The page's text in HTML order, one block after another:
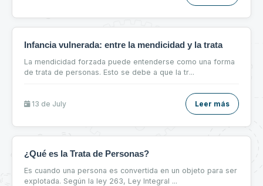
Infancia vulnerada: entre la mendicidad y la trata
La mendicidad forzada puede entenderse como una forma
de trata de personas. Esto se debe a que la tr...
13 de July Leer más
¿Qué es la Trata de Personas?
Es cuando una persona es convertida en un objeto para ser
explotada. Según la ley 263, Ley Integral ...